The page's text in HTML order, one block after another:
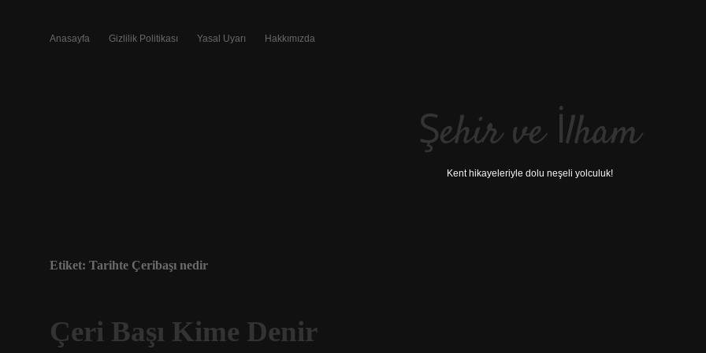
Anasayfa Gizlilik Politikası Yasal Uyarı Hakkımızda
Şehir ve İlham
Kent hikayeleriyle dolu neşeli yolculuk!
Etiket: Tarihte Çeribaşı nedir
Çeri Başı Kime Denir